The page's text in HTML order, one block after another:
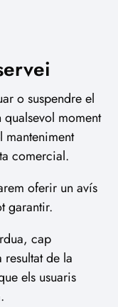
o suspendre el
moment
comercial.
oferir un avís
garantir.
cap
de la
els usuaris